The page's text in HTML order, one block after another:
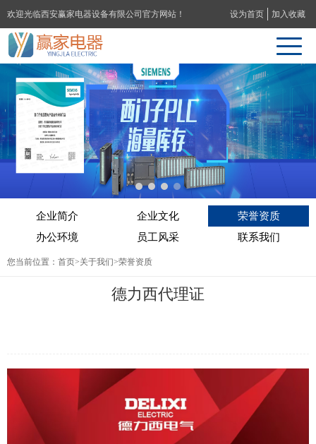
欢迎光临西安赢家电器设备有限公司官方网站！ 设为首页 加入收藏
企业简介 企业文化
荣誉资质
办公环境
员工风采 联系我们
您当前位置： 首页>关于我们>荣誉资质
德力西代理证